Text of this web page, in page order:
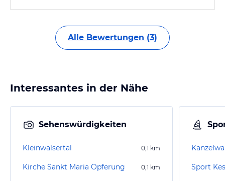
Alle Bewertungen (3)
Interessantes in der Nähe
Sehenswürdigkeiten
Kleinwalsertal 0,1 km
Kirche Sankt Maria Opferung 0,1 km Sport